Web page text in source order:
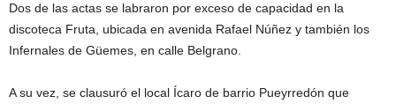
Dos de las actas se labraron por exceso de capacidad en la
discoteca Fruta, ubicada en avenida Rafael Núñez y también los
Infernales de Güemes, en calle Belgrano.
A su vez, se clausuró el local Ícaro de barrio Pueyrredón que